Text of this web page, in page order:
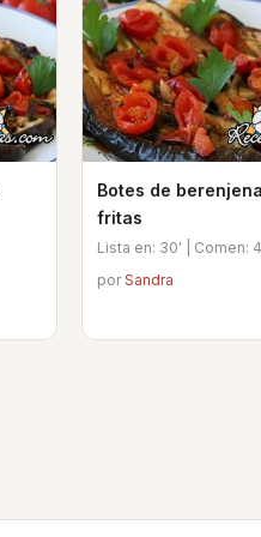
Botes de
fritas
Lista en: 30' | Comen: 4
porSandra